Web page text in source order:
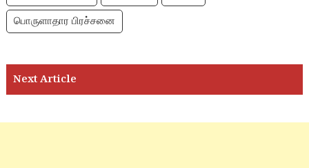
பொருளாதார பிரச்சனை